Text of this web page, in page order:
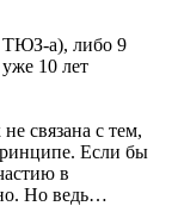
ТЮЗ-а), либо 9
10 лет
связана с тем,
Если бы
в
Но ведь…